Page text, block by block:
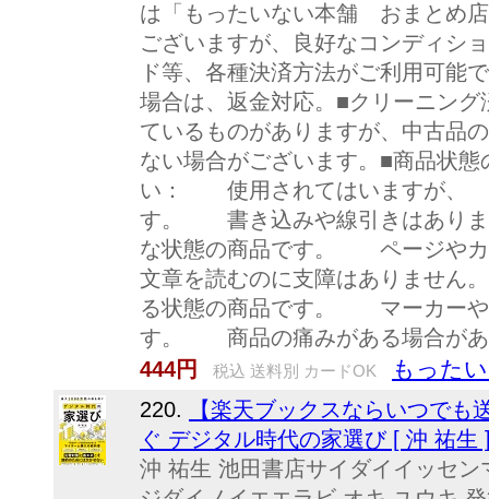
は「もったいない本舗 おまとめ
ございますが、良好なコンディシ
ド等、各種決済方法がご利用可能
場合は、返金対応。■クリーニン
ているものがありますが、中古品
ない場合がございます。■商品状
い： 使用されてはいますが、
す。 書き込みや線引きはあり
な状態の商品です。 ページや
文章を読むのに支障はありませ
る状態の商品です。 マーカーや
す。 商品の痛みがある場合があ
444円
税込 送料別 カードOK もった
220.
【楽天ブックスならいつで
ぐ デジタル時代の家選び [ 沖 祐生
沖 祐生 池田書店サイダイイッセ